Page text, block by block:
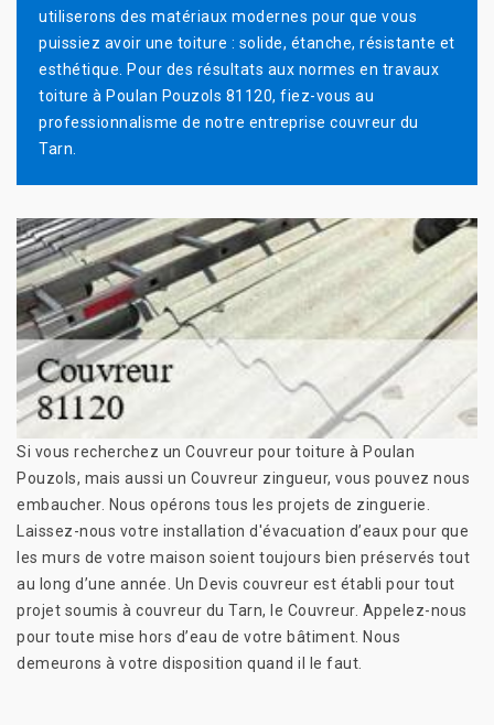
utiliserons des matériaux modernes pour que vous
puissiez avoir une toiture : solide, étanche, résistante et
esthétique. Pour des résultats aux normes en travaux
toiture à Poulan Pouzols 81120, fiez-vous au
professionnalisme de notre entreprise couvreur du
Tarn.
Si vous recherchez un Couvreur pour toiture à Poulan
Pouzols, mais aussi un Couvreur zingueur, vous pouvez nous
embaucher. Nous opérons tous les projets de zinguerie.
Laissez-nous votre installation d'évacuation d’eaux pour que
les murs de votre maison soient toujours bien préservés tout
au long d’une année. Un Devis couvreur est établi pour tout
projet soumis à couvreur du Tarn, le Couvreur. Appelez-nous
pour toute mise hors d’eau de votre bâtiment. Nous
demeurons à votre disposition quand il le faut.